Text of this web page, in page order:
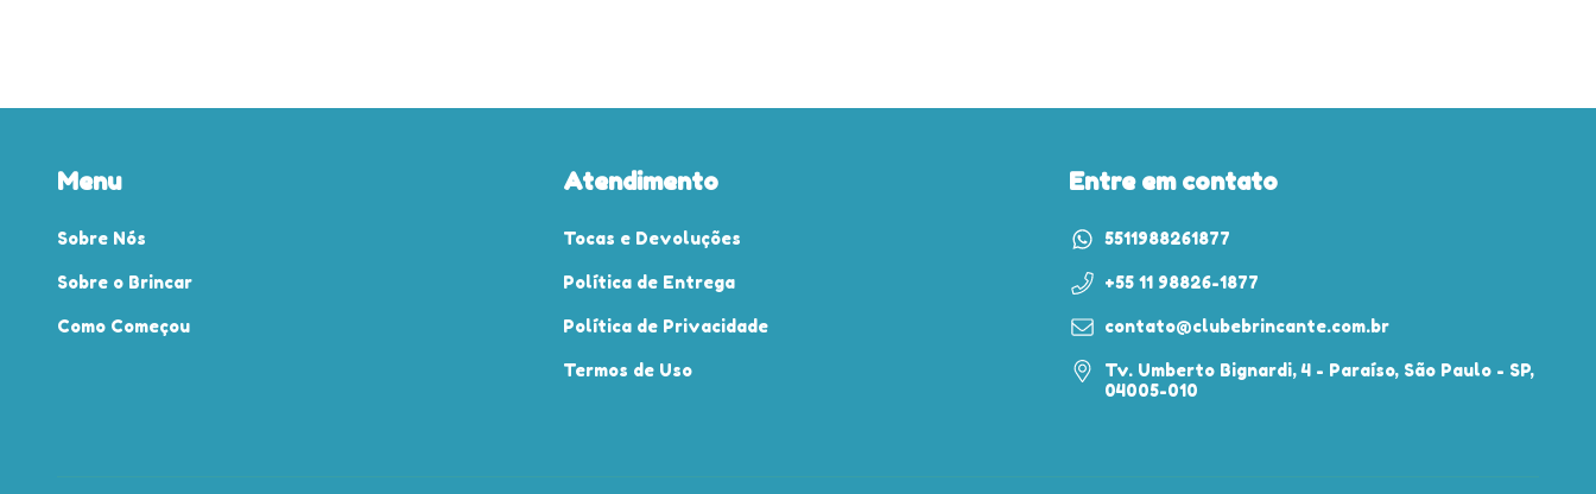
Menu
Sobre Nós
Sobre o Brincar
Como Começou
Atendimento
Tocas e Devoluções
Política de Entrega
Política de Privacidade
Termos de Uso
Entre em contato
5511988261877
+55 11 98826-1877
contato@clubebrincante.com.br
Tv. Umberto Bignardi, 4 - Paraíso, São Paulo - SP,
04005-010